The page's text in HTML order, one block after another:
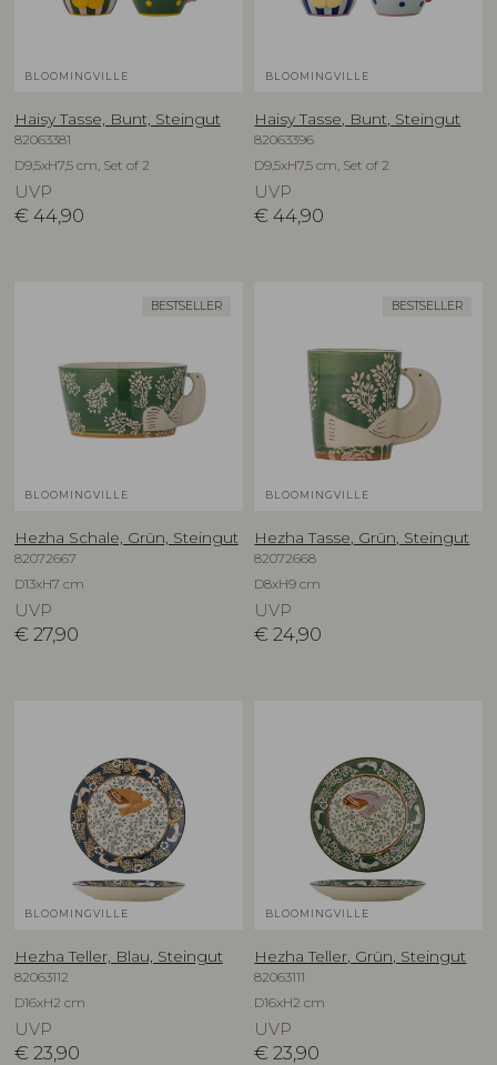
BLOOMINGVILLE
Haisy Tasse, Bunt, Steingut
82063381
D9,5xH7,5 cm, Set of 2
UVP
€ 44,90
BLOOMINGVILLE
Haisy Tasse, Bunt, Steingut
82063396
D9,5xH7,5 cm, Set of 2
UVP
€ 44,90
BESTSELLER
BLOOMINGVILLE
Hezha Schale, Grün, Steingut
82072667
D13xH7 cm
UVP
€ 27,90
BESTSELLER
BLOOMINGVILLE
Hezha Tasse, Grün, Steingut
82072668
D8xH9 cm
UVP
€ 24,90
BLOOMINGVILLE
Hezha Teller, Blau, Steingut
82063112
D16xH2 cm
UVP
€ 23,90
BLOOMINGVILLE
Hezha Teller, Grün, Steingut
82063111
D16xH2 cm
UVP
€ 23,90